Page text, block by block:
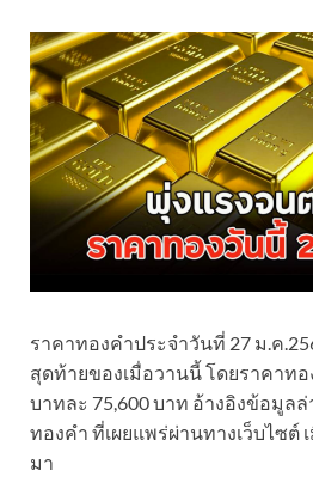
ราคาทองคำประจำวันที่ 27 ม.ค
สุดท้ายของเมื่อวานนี้ โดยราคาท
บาทละ 75,600 บาท อ้างอิงข้อมูล
ทองคำ ที่เผยแพร่ผ่านทางเว็บไซต์
มา